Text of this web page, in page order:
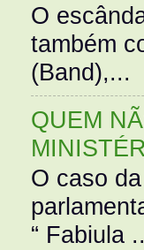
O
também
(Band),...
QUEM
O caso
“ Fabiula